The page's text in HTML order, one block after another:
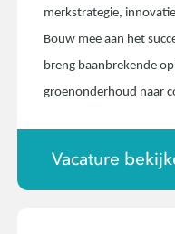
merkstrategie,
Bouw mee aan het
breng baanbrekende
groenonderhoud naar
Vacature